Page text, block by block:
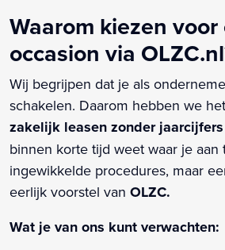
Waarom kiezen voor
occasion via
Wij begrijpen dat je als
schakelen. Daarom hebben we
zakelijk leasen zonder jaarcijfers
binnen korte tijd weet waar je aan
ingewikkelde procedures, maar
eerlijk voorstel van OLZC.
Wat je van ons kunt verwachten: